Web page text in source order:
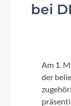
bei
Am 1.
der